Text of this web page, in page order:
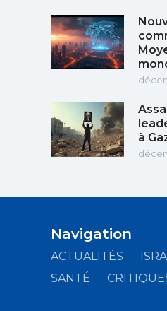
à
Navigation
ACTUALITÉS
SANTÉ